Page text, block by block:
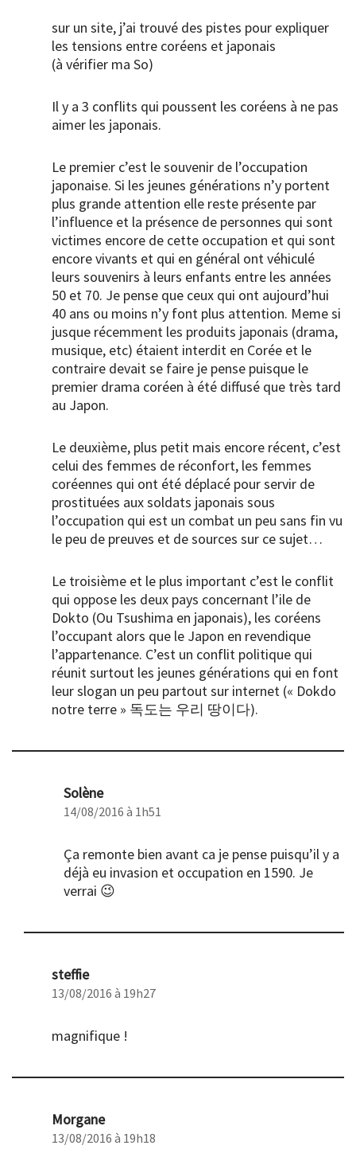
sur un site, j’ai trouvé des pistes pour expliquer
les tensions entre coréens et japonais
(à vérifier ma So)
Il y a 3 conflits qui poussent les coréens à ne pas
aimer les japonais.
Le premier c’est le souvenir de l’occupation
japonaise. Si les jeunes générations n’y portent
plus grande attention elle reste présente par
l’influence et la présence de personnes qui sont
victimes encore de cette occupation et qui sont
encore vivants et qui en général ont véhiculé
leurs souvenirs à leurs enfants entre les années
50 et 70. Je pense que ceux qui ont aujourd’hui
40 ans ou moins n’y font plus attention. Meme si
jusque récemment les produits japonais (drama,
musique, etc) étaient interdit en Corée et le
contraire devait se faire je pense puisque le
premier drama coréen à été diffusé que très tard
au Japon.
Le deuxième, plus petit mais encore récent, c’est
celui des femmes de réconfort, les femmes
coréennes qui ont été déplacé pour servir de
prostituées aux soldats japonais sous
l’occupation qui est un combat un peu sans fin vu
le peu de preuves et de sources sur ce sujet…
Le troisième et le plus important c’est le conflit
qui oppose les deux pays concernant l’ile de
Dokto (Ou Tsushima en japonais), les coréens
l’occupant alors que le Japon en revendique
l’appartenance. C’est un conflit politique qui
réunit surtout les jeunes générations qui en font
leur slogan un peu partout sur internet (« Dokdo
notre terre » 독도는 우리 땅이다).
Solène
14/08/2016 à 1h51
Ça remonte bien avant ca je pense puisqu’il y a
déjà eu invasion et occupation en 1590. Je
verrai 😉
steffie
13/08/2016 à 19h27
magnifique !
Morgane
13/08/2016 à 19h18